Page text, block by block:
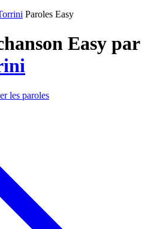
Paroles Easy
Easy par
les paroles